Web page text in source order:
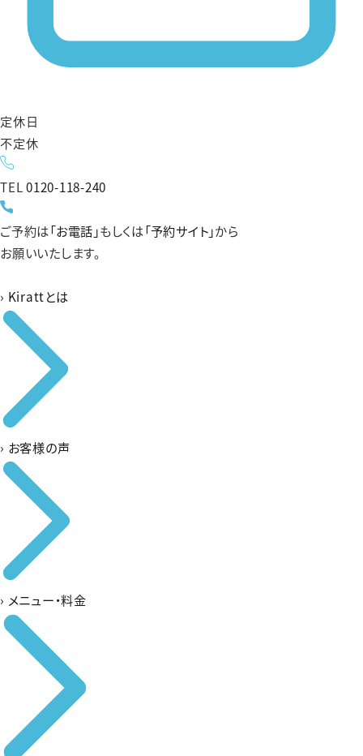
定休日
不定休
TEL0120-118-240
ご予約は「お電話」もしくは「予約サイト」から
お願いいたします。
› Kirattとは
› お客様の声
› メニュー・料金